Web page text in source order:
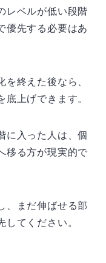
レベルが低い段階
優先する必要はあ
終えた後なら、
上げできます。
に入った人は、個
移る方が現実的で
、まだ伸ばせる部
てください。